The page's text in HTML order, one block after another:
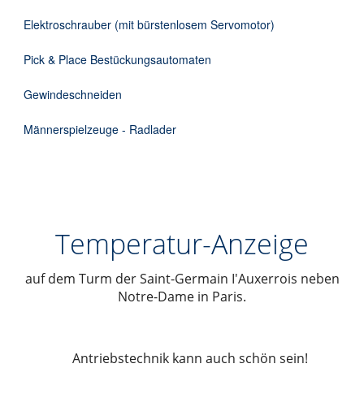
Elektroschrauber (mit bürstenlosem Servomotor)
Pick & Place Bestückungsautomaten
Gewindeschneiden
Männerspielzeuge - Radlader
Temperatur-Anzeige
auf dem Turm der Saint-Germain I'Auxerrois neben
Notre-Dame in Paris.
Antriebstechnik kann auch schön sein!